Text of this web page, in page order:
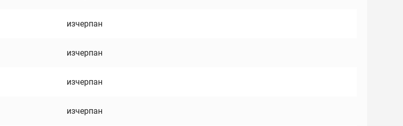
изчерпан
изчерпан
изчерпан
изчерпан